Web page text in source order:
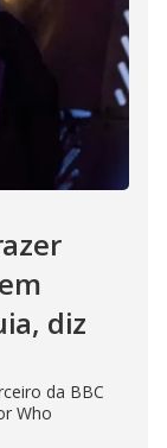
diz
da BBC
Who